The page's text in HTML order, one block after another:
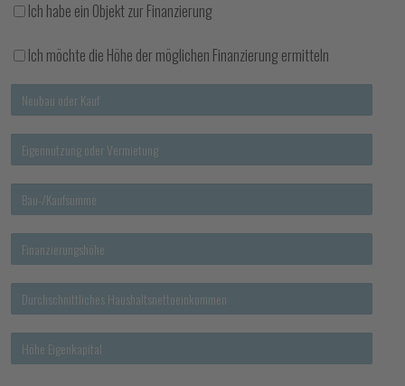
Ich habe ein Objekt zur Finanzierung
Ich möchte die Höhe der möglichen Finanzierung ermitteln